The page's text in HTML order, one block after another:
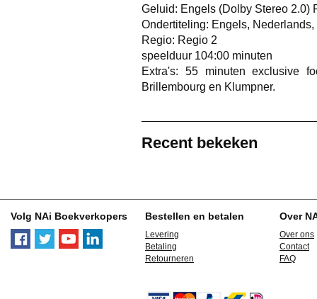
Geluid: Engels (Dolby Stereo 2.0)
Ondertiteling: Engels,
Regio: Regio 2
speelduur 104:00 minuten
Extra's: 55 minuten exclusive
Brillembourg en Klumpner.
Recent bekeken
Volg NAi Boekverkopers Bestellen en betalen
Levering
Betaling
Retourneren
Over
Over ons
Contact
FAQ